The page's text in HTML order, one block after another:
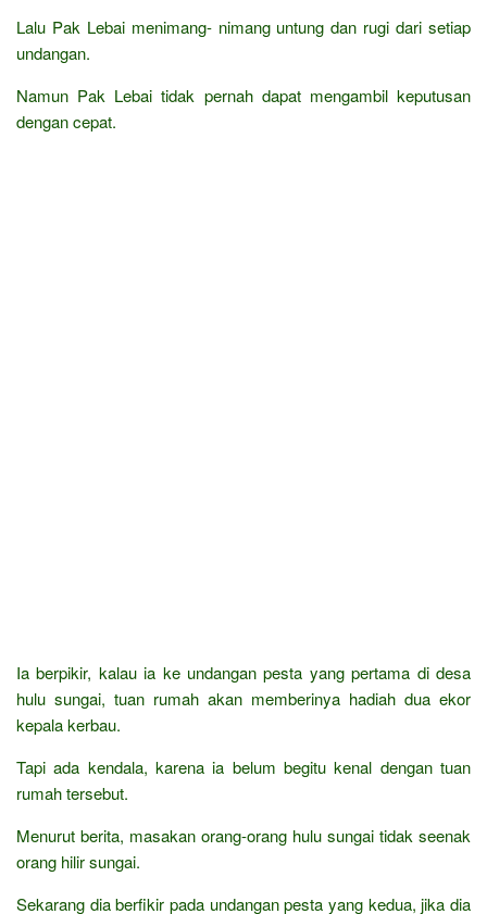
Lalu Pak Lebai menimang- nimang untung dan rugi dari setiap
undangan.
Namun Pak Lebai tidak pernah dapat mengambil keputusan
dengan cepat.
Ia berpikir, kalau ia ke undangan pesta yang pertama di desa
hulu sungai, tuan rumah akan memberinya hadiah dua ekor
kepala kerbau.
Tapi ada kendala, karena ia belum begitu kenal dengan tuan
rumah tersebut.
Menurut berita, masakan orang-orang hulu sungai tidak seenak
orang hilir sungai.
Sekarang dia berfikir pada undangan pesta yang kedua, jika dia